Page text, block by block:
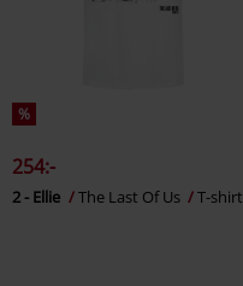
%
254:-
2 - Ellie The Last Of Us T-shirt